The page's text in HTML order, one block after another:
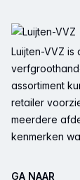
Luijten-VVZ
assortiment
retailer
meerdere
kenmerken
GA NAAR